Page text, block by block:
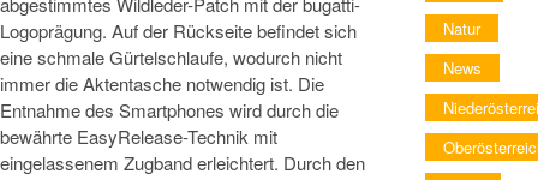
Logoprägung. Auf der Rückseite befindet sich
eine schmale Gürtelschlaufe, wodurch nicht
immer die Aktentasche notwendig ist. Die
Entnahme des Smartphones wird durch die
bewährte EasyRelease-Technik mit
eingelassenem Zugband erleichtert. Durch den
Natur
News